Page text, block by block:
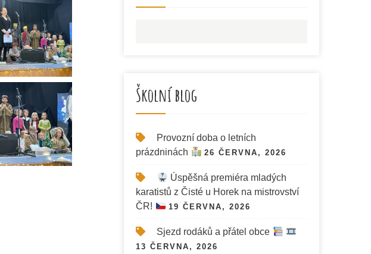
Školní blog
Provozní doba o letních
prázdninách
26 ČERVNA, 2026
Úspěšná premiéra mladých
karatistů z Čisté u Horek na mistrovství
ČR!
19 ČERVNA, 2026
Sjezd rodáků a přátel obce
13 ČERVNA, 2026